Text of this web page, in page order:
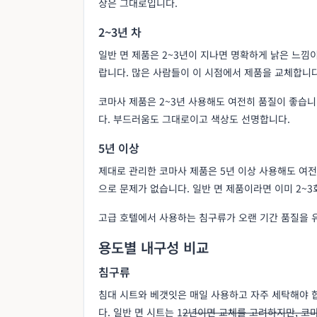
2~3년 차
일반 면 제품은 2~3년이 지나면 명확하게 낡은 느
랍니다. 많은 사람들이 이 시점에서 제품을 교체합니
코마사 제품은 2~3년 사용해도 여전히 품질이 좋습
다. 부드러움도 그대로이고 색상도 선명합니다.
5년 이상
제대로 관리한 코마사 제품은 5년 이상 사용해도 여
으로 문제가 없습니다. 일반 면 제품이라면 이미 2~3
고급 호텔에서 사용하는 침구류가 오랜 기간 품질을
용도별 내구성 비교
침구류
침대 시트와 베갯잇은 매일 사용하고 자주 세탁해야
다. 일반 면 시트는 12년이면 교체를 고려하지만, 코